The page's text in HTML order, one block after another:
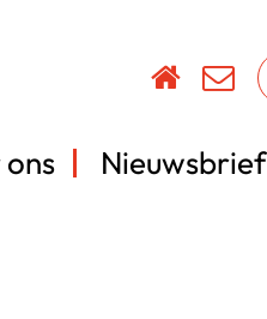
Nieuwsbrief